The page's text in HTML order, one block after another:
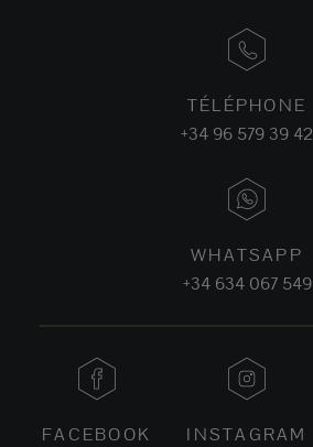
TÉLÉPHONE
+34 96 579 39 42
WHATSAPP
+34 634 067 549
FACEBOOK INSTAGRAM